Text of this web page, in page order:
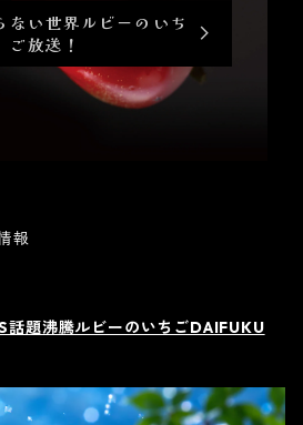
ない世界ルビーのいち
ご放送！
報
話題沸騰ルビーのいちごDAIFUKU